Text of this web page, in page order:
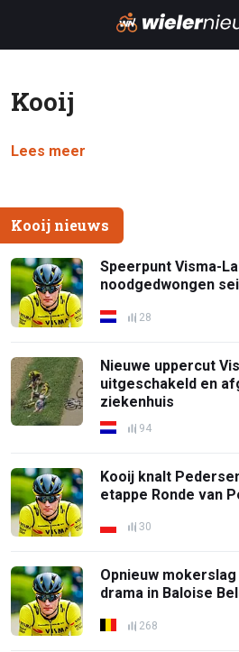
Kooij
Lees meer
Kooij nieuws
Speerpunt Visma-
noodgedwongen
28
Nieuwe uppercut
uitgeschakeld en
ziekenhuis
94
Kooij knalt
etappe Ronde van
30
Opnieuw
drama in Baloise
268